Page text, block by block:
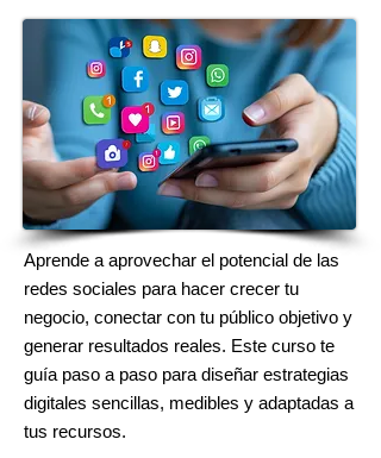
Aprende a aprovechar el potencial de las
redes sociales para hacer crecer tu
negocio, conectar con tu público objetivo y
generar resultados reales. Este curso te
guía paso a paso para diseñar estrategias
digitales sencillas, medibles y adaptadas a
tus recursos.